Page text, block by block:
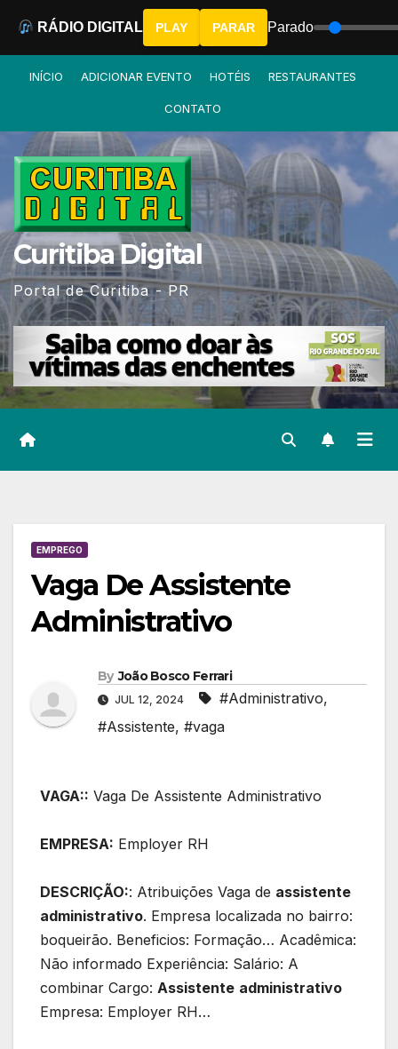
INÍCIO ADICIONAR EVENTO HOTÉIS RESTAURANTES
CONTATO
Curitiba Digital
Portal de Curitiba - PR
EMPREGO
Vaga De Assistente
Administrativo
By João Bosco Ferrari
JUL 12, 2024 #Administrativo,
#Assistente, #vaga
VAGA:: Vaga De Assistente Administrativo
EMPRESA: Employer RH
DESCRIÇÃO:: Atribuições Vaga de assistente
administrativo. Empresa localizada no bairro:
boqueirão. Beneficios: Formação… Acadêmica:
Não informado Experiência: Salário: A
combinar Cargo: Assistente administrativo
Empresa: Employer RH…
RÁDIO DIGITAL PLAY PARAR Parado